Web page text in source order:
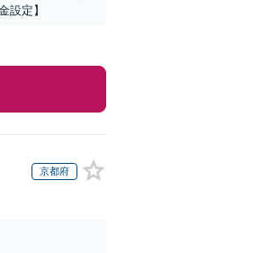
設定】
京都府